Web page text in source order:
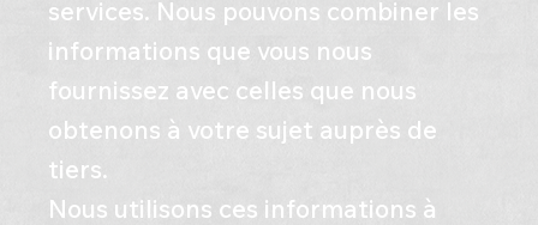
services. Nous pouvons combiner les
informations que vous nous
fournissez avec celles que nous
obtenons à votre sujet auprès de
tiers.
Nous utilisons ces informations à